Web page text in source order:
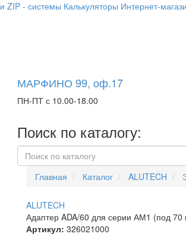
ZIP - системы Калькуляторы Интернет-
МАРФИНО 99, оф.17
ПН-ПТ с 10.00-18.00
Поиск по каталогу:
Главная Каталог ALUTECH
ALUTECH
Адаптер ADA/60 для серии АМ1 (под 70
Артикул: 326021000